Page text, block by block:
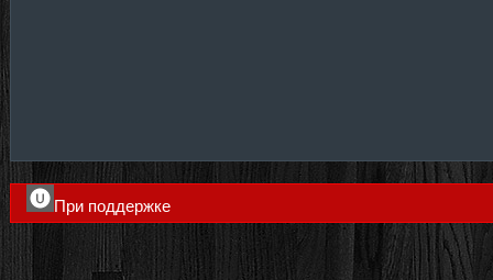
При поддержке